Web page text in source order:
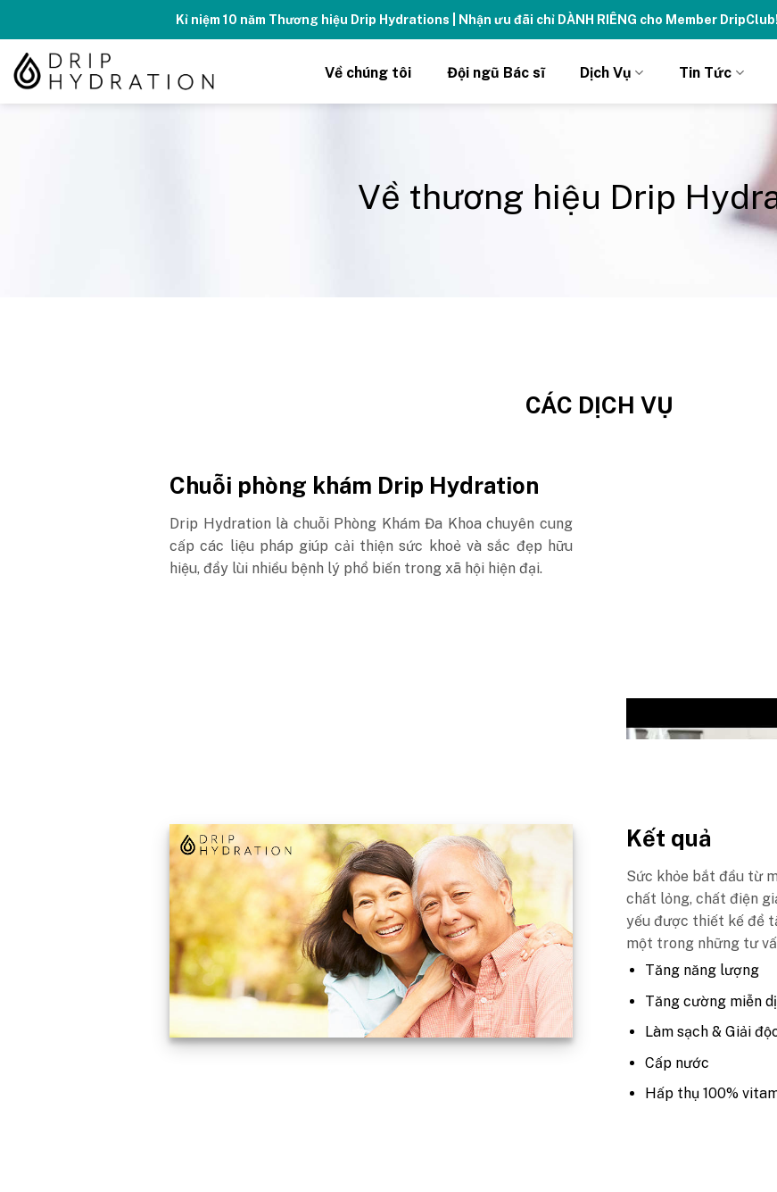
Kỉ niệm 10 năm Thương hiệu Drip Hydrations | Nhận ưu đãi chỉ DÀNH RIÊNG cho Member DripClub!
Về chúng tôi Đội ngũ Bác sĩ Dịch Vụ Tin Tức
Về thương hiệu Drip
CÁC DỊCH VỤ
Chuỗi phòng khám Drip Hydration
Drip Hydration là chuỗi Phòng Khám Đa Khoa chuyên cung
cấp các liệu pháp giúp cải thiện sức khoẻ và sắc đẹp hữu
hiệu, đẩy lùi nhiều bệnh lý phổ biến trong xã hội hiện đại.
Kết quả
Sức khỏe bắt đầu từ
chất lỏng, chất điện
yếu được thiết kế để
một trong những tư
Tăng năng lượng
Tăng cường miễn
Làm sạch & Giải
Cấp nước
Hấp thụ 100%